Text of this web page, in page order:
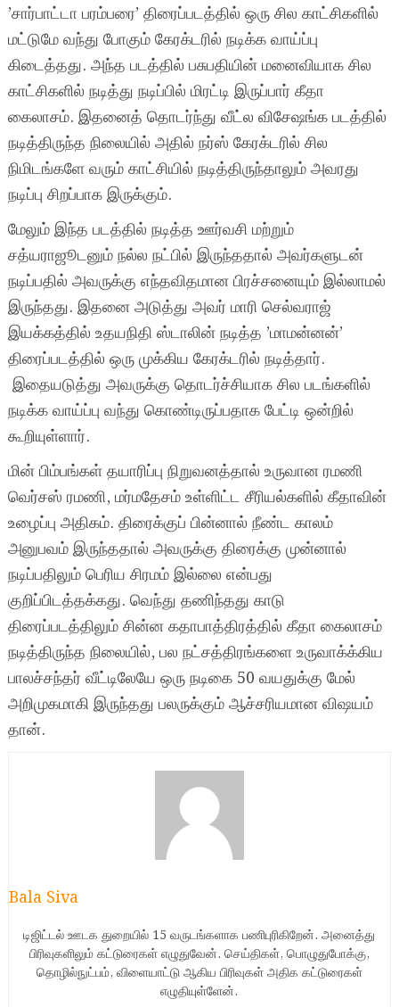
’சார்பாட்டா பரம்பரை’ திரைப்படத்தில் ஒரு சில காட்சிகளில்
மட்டுமே வந்து போகும் கேரக்டரில் நடிக்க வாய்ப்பு
கிடைத்தது. அந்த படத்தில் பசுபதியின் மனைவியாக சில
காட்சிகளில் நடித்து நடிப்பில் மிரட்டி இருப்பார் கீதா
கைலாசம். இதனைத் தொடர்ந்து வீட்ல விசேஷங்க படத்தில்
நடித்திருந்த நிலையில் அதில் நர்ஸ் கேரக்டரில் சில
நிமிடங்களே வரும் காட்சியில் நடித்திருந்தாலும் அவரது
நடிப்பு சிறப்பாக இருக்கும்.
மேலும் இந்த படத்தில் நடித்த ஊர்வசி மற்றும்
சத்யராஜூடனும் நல்ல நட்பில் இருந்ததால் அவர்களுடன்
நடிப்பதில் அவருக்கு எந்தவிதமான பிரச்சனையும் இல்லாமல்
இருந்தது. இதனை அடுத்து அவர் மாரி செல்வராஜ்
இயக்கத்தில் உதயநிதி ஸ்டாலின் நடித்த ’மாமன்னன்’
திரைப்படத்தில் ஒரு முக்கிய கேரக்டரில் நடித்தார்.
இதையடுத்து அவருக்கு தொடர்ச்சியாக சில படங்களில்
நடிக்க வாய்ப்பு வந்து கொண்டிருப்பதாக பேட்டி ஒன்றில்
கூறியுள்ளார்.
மின் பிம்பங்கள் தயாரிப்பு நிறுவனத்தால் உருவான ரமணி
வெர்சஸ் ரமணி, மர்மதேசம் உள்ளிட்ட சீரியல்களில் கீதாவின்
உழைப்பு அதிகம். திரைக்குப் பின்னால் நீண்ட காலம்
அனுபவம் இருந்ததால் அவருக்கு திரைக்கு முன்னால்
நடிப்பதிலும் பெரிய சிரமம் இல்லை என்பது
குறிப்பிடத்தக்கது. வெந்து தணிந்தது காடு
திரைப்படத்திலும் சின்ன கதாபாத்திரத்தில் கீதா கைலாசம்
நடித்திருந்த நிலையில், பல நட்சத்திரங்களை உருவாக்க்கிய
பாலச்சந்தர் வீட்டிலேயே ஒரு நடிகை 50 வயதுக்கு மேல்
அறிமுகமாகி இருந்தது பலருக்கும் ஆச்சரியமான விஷயம்
தான்.
Bala Siva
டிஜிட்டல் ஊடக துறையில் 15 வருடங்களாக பணிபுரிகிறேன். அனைத்து
பிரிவுகளிலும் கட்டுரைகள் எழுதுவேன். செய்திகள், பொழுதுபோக்கு,
தொழில்நுட்பம், விளையாட்டு ஆகிய பிரிவுகள் அதிக கட்டுரைகள்
எழுதியுள்ளேன்.